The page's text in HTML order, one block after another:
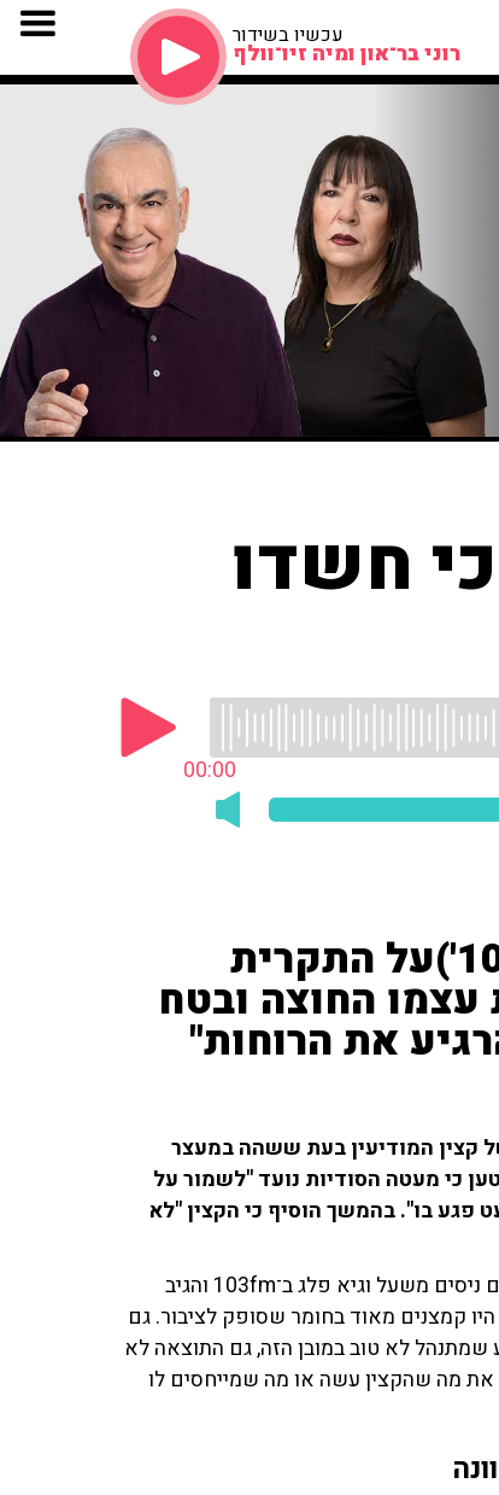
עכשיו בשידור
רוני בר־און ומיה זיו־וולף
חשדו
00:00
רוני דניאל ('חדשות 12', '103fm')על התקרית
עצמו החוצה ובטח
את הרוחות"
קצין המודיעין בעת ששהה במעצר
כי מעטה הסודיות נועד "לשמור על
פגע בו". בהמשך הוסיף כי הקצין "לא
הפרשן הצבאי ושדרן 103fm רוני דניאל ('חדשות 12') שוחח עם ניסים משעל וגיא פלג ב־103fm והגיב
היו קמצנים מאוד בחומר שסופק לציבור. גם
לא טוב במובן הזה, גם התוצאה לא
את מה שהקצין עשה או מה שמייחסים לו